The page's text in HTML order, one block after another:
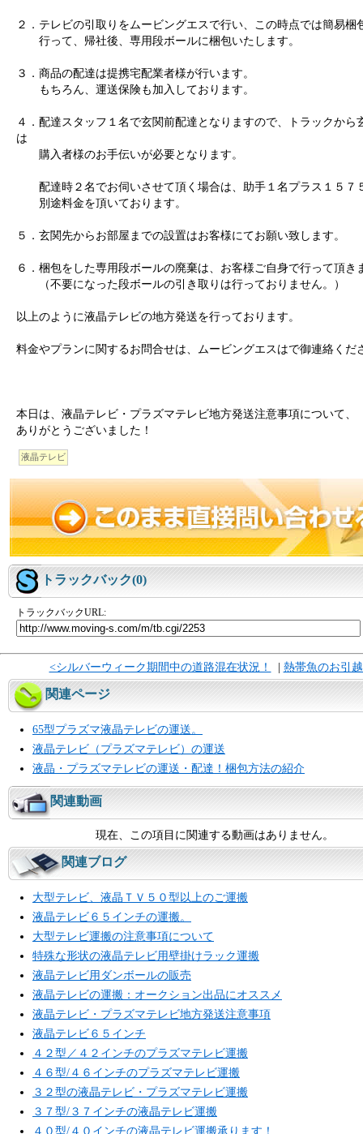
２．テレビの引取りをムービングエスで行い、この時点では簡易梱
行って、帰社後、専用段ボールに梱包いたします。
３．商品の配達は提携宅配業者様が行います。
もちろん、運送保険も加入しております。
４．配達スタッフ１名で玄関前配達となりますので、トラックから
は
購入者様のお手伝いが必要となります。
配達時２名でお伺いさせて頂く場合は、助手１名プラス１５７
別途料金を頂いております。
５．玄関先からお部屋までの設置はお客様にてお願い致します。
６．梱包をした専用段ボールの廃棄は、お客様ご自身で行って頂き
（不要になった段ボールの引き取りは行っておりません。）
以上のように液晶テレビの地方発送を行っております。
料金やプランに関するお問合せは、ムービングエスはで御連絡くだ
本日は、液晶テレビ・プラズマテレビ地方発送注意事項について、
ありがとうございました！
液晶テレビ
トラックバック(0)
トラックバックURL:
<シルバーウィーク期間中の道路混在状況！ | 熱帯魚のお引
関連ページ
65型プラズマ液晶テレビの運送。
液晶テレビ（プラズマテレビ）の運送
液晶・プラズマテレビの運送・配達！梱包方法の紹介
関連動画
現在、この項目に関連する動画はありません。
関連ブログ
大型テレビ、液晶ＴＶ５０型以上のご運搬
液晶テレビ６５インチの運搬。
大型テレビ運搬の注意事項について
特殊な形状の液晶テレビ用壁掛けラック運搬
液晶テレビ用ダンボールの販売
液晶テレビの運搬：オークション出品にオススメ
液晶テレビ・プラズマテレビ地方発送注意事項
液晶テレビ６５インチ
４２型／４２インチのプラズマテレビ運搬
４６型/４６インチのプラズマテレビ運搬
３２型の液晶テレビ・プラズマテレビ運搬
３７型/３７インチの液晶テレビ運搬
４０型/４０インチの液晶テレビ運搬承ります！